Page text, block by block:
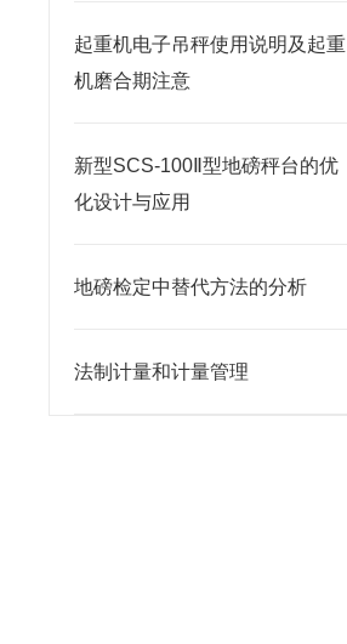
起重机电子吊秤使用说明及起重
机磨合期注意
新型SCS-100Ⅱ型地磅秤台的优
化设计与应用
地磅检定中替代方法的分析
法制计量和计量管理